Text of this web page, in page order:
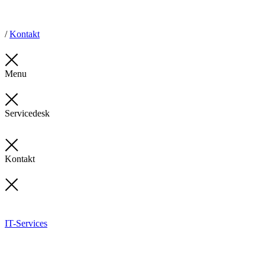
/Kontakt
Menu
Servicedesk
Kontakt
IT-Services